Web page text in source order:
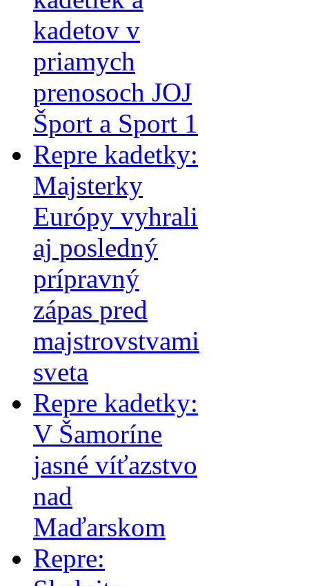
kadetov v
priamych
prenosoch JOJ
Šport a Sport 1
Repre kadetky:
Majsterky
Európy vyhrali
aj posledný
prípravný
zápas pred
majstrovstvami
sveta
Repre kadetky:
V Šamoríne
jasné víťazstvo
nad
Maďarskom
Repre: